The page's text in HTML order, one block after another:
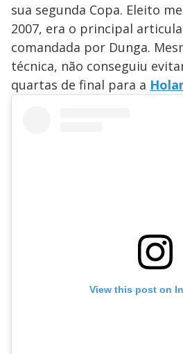
sua segunda Copa. Eleito
2007, era o principal
comandada por Dunga.
técnica, não conseguiu
quartas de final para a
View this post on